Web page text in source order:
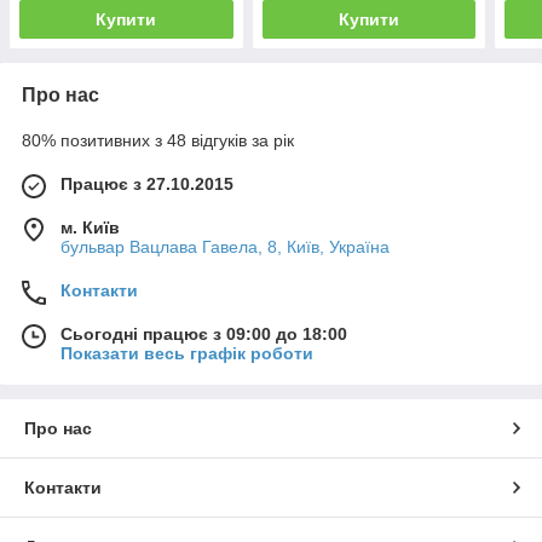
Купити Купити
Про нас
80% позитивних з 48 відгуків за рік
Працює з 27.10.2015
м. Київ
бульвар Вацлава Гавела, 8, Київ, Україна
Контакти
Сьогодні працює з 09:00 до 18:00
Показати весь графік роботи
Про нас
Контакти